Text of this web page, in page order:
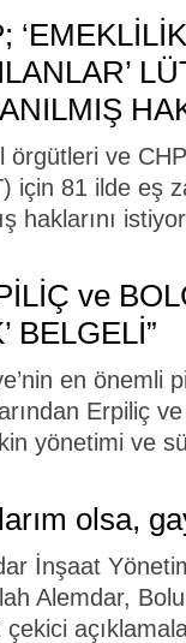
örgütleri ve
için 81 ilde eş
haklarını
ve
BELGELİ”
en önemli
Erpiliç
yönetimi ve
olsa,
İnşaat
Alemdar,
çekici